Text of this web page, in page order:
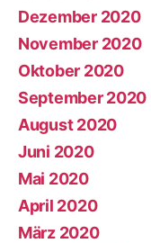
Dezember 2020
November 2020
Oktober 2020
September 2020
August 2020
Juni 2020
Mai 2020
April 2020
März 2020